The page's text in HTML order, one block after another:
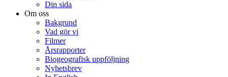
Din sida
Om oss
Bakgrund
Vad gör vi
Filmer
Årsrapporter
Biogeografisk uppföljning
Nyhetsbrev